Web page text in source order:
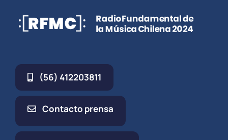
(56) 412203811
Contacto prensa